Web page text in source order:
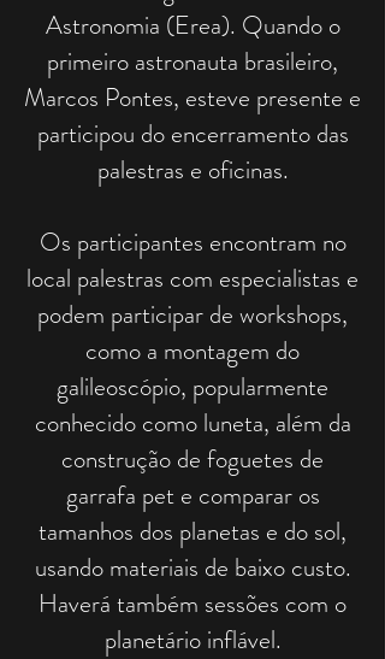
Astronomia (Erea). Quando o
primeiro astronauta brasileiro,
Marcos Pontes, esteve presente e
participou do encerramento das
palestras e oficinas.
Os participantes encontram no
local palestras com especialistas e
podem participar de workshops,
como a montagem do
galileoscópio, popularmente
conhecido como luneta, além da
construção de foguetes de
garrafa pet e comparar os
tamanhos dos planetas e do sol,
usando materiais de baixo custo.
Haverá também sessões com o
planetário inflável.